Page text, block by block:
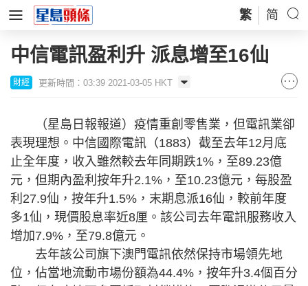
繁 简
中信電訊盈利升 派息增至16仙
財經 更新時間：03:39 2021-03-05 HKT
（星島日報報道）疫情重創零售業，但電訊業卻
表現理想。中信國際電訊（1883）截至去年12月底
止全年度，收入雖然較去年同期跌1%，至89.23億
元，但期內盈利按年升2.1%，至10.23億元，每股盈
利27.9仙，按年升1.5%，末期息派16仙，較前年度
多1仙，現價股息率近8厘。該公司去年電訊服務收入
增加7.9%，至79.8億元。
去年該公司旗下澳門電訊依然保持市場領先地
位，佔當地流動市場份額為44.4%，按年升3.4個百分